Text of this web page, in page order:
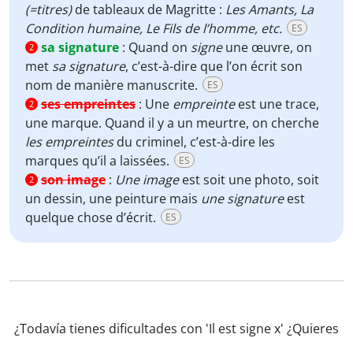
(=titres)de tableaux de Magritte : Les Amants, La
Condition humaine, Le Fils de l’homme, etc.
ES
2 sa signature : Quand on signeune œuvre, on
met sa signature, c’est-à-dire que l’on écrit son
nom de manière manuscrite.
ES
2 ses empreintes : Une empreinteest une trace,
une marque. Quand il y a un meurtre, on cherche
les empreintesdu criminel, c’est-à-dire les
marques qu’il a laissées.
ES
2 son image : Une imageest soit une photo, soit
un dessin, une peinture mais une signatureest
quelque chose d’écrit.
ES
¿Todavía tienes dificultades con 'Il est signe x' ¿Quieres